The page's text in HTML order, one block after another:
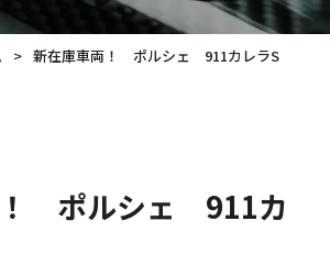
> 新在庫車両！ ポルシェ 911カレラS
！ ポルシェ 911カ